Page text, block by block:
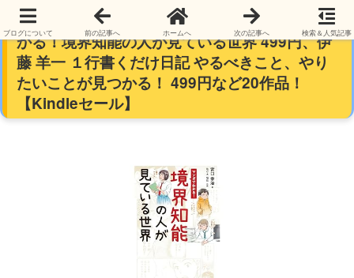
【再掲】【本日限定】【399円～】マンガでわ
かる！境界知能の人が見ている世界 499円、伊
藤 羊一 １行書くだけ日記 やるべきこと、やり
たいことが見つかる！ 499円など20作品！
【Kindleセール】
ブログについて 前の記事へ ホームへ 次の記事へ 検索＆人気記事